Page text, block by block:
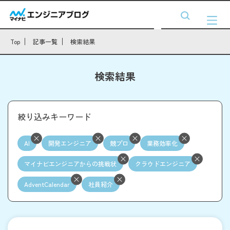
Top 記事一覧 検索結果
検索結果
絞り込みキーワード
AI 開発エンジニア 競プロ 業務効率化
マイナビエンジニアからの挑戦状 クラウドエンジニア
AdventCalendar 社員紹介